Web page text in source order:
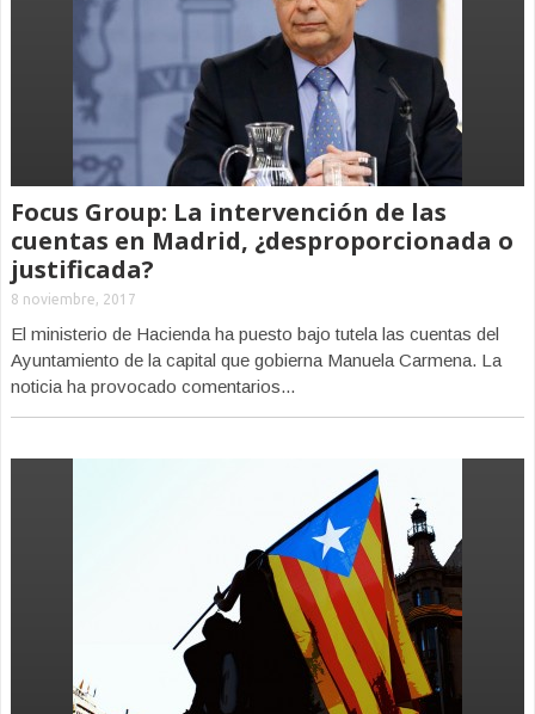
Focus Group: La intervención de las
cuentas en Madrid, ¿desproporcionada o
justificada?
8 noviembre, 2017
El ministerio de Hacienda ha puesto bajo tutela las cuentas del
Ayuntamiento de la capital que gobierna Manuela Carmena. La
noticia ha provocado comentarios...